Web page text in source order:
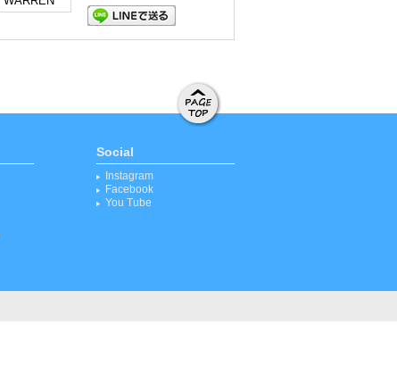
Social
Instagram
Facebook
You Tube
動する